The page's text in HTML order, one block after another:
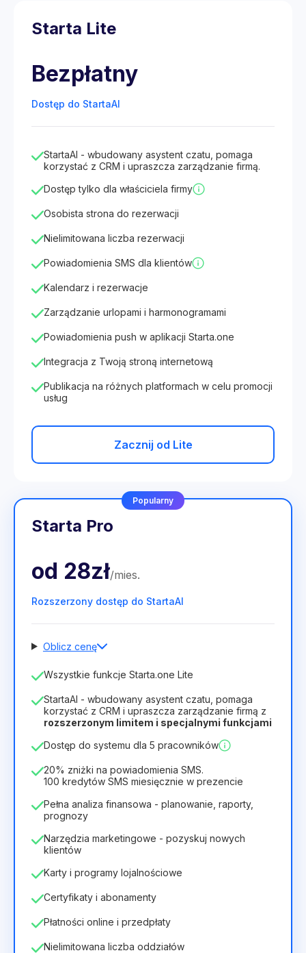
Starta Lite
Bezpłatny
Dostęp do StartaAI
StartaAI - wbudowany asystent czatu, pomaga
korzystać z CRM i upraszcza zarządzanie firmą.
Dostęp tylko dla właściciela firmy
Osobista strona do rezerwacji
Nielimitowana liczba rezerwacji
Powiadomienia SMS dla klientów
Kalendarz i rezerwacje
Zarządzanie urlopami i harmonogramami
Powiadomienia push w aplikacji Starta.one
Integracja z Twoją stroną internetową
Publikacja na różnych platformach w celu promocji
usług
Zacznij od Lite
Popularny
Starta Pro
od 28zł/mies.
Rozszerzony dostęp do StartaAI
Oblicz cenę
Liczba pracowników
Czas trwania licencji
12 Months(zniżka -25%) Opłacalny
40zł28zł miesiąc
336zł za 12 Months
Wszystkie funkcje Starta.one Lite
StartaAI - wbudowany asystent czatu, pomaga
korzystać z CRM i upraszcza zarządzanie firmą z
rozszerzonym limitem i specjalnymi funkcjami
Dostęp do systemu dla 5 pracowników
20% zniżki na powiadomienia SMS.
100 kredytów SMS miesięcznie w prezencie
Pełna analiza finansowa - planowanie, raporty,
prognozy
Narzędzia marketingowe - pozyskuj nowych
klientów
Karty i programy lojalnościowe
Certyfikaty i abonamenty
Płatności online i przedpłaty
Nielimitowana liczba oddziałów